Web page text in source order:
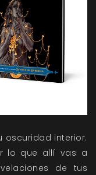
oscuridad interior.
lo que allí vas a
de tus